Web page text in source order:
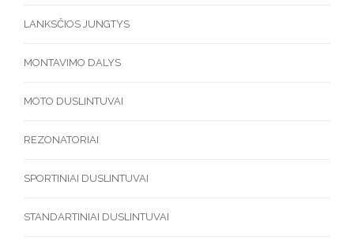
LANKSČIOS JUNGTYS
MONTAVIMO DALYS
MOTO DUSLINTUVAI
REZONATORIAI
SPORTINIAI DUSLINTUVAI
STANDARTINIAI DUSLINTUVAI